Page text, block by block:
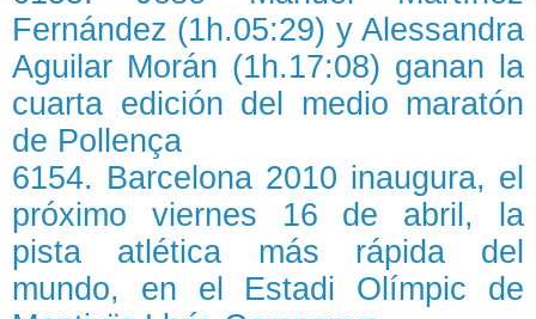
Fernández (1h.05:29) y Alessandra
Aguilar Morán (1h.17:08) ganan la
cuarta edición del medio maratón
de Pollença
6154. Barcelona 2010 inaugura, el
próximo viernes 16 de abril, la
pista atlética más rápida del
mundo, en el Estadi Olímpic de